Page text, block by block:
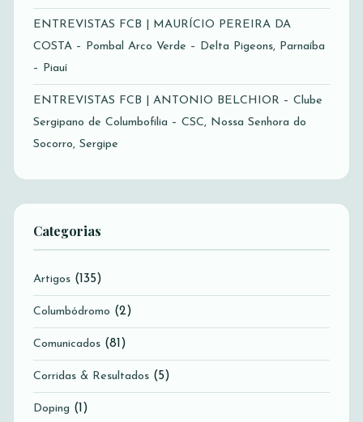
ENTREVISTAS FCB | MAURÍCIO PEREIRA DA
COSTA – Pombal Arco Verde – Delta Pigeons, Parnaíba
– Piauí
ENTREVISTAS FCB | ANTONIO BELCHIOR – Clube
Sergipano de Columbofilia – CSC, Nossa Senhora do
Socorro, Sergipe
Categorias
Artigos (135)
Columbódromo (2)
Comunicados (81)
Corridas & Resultados (5)
Doping (1)